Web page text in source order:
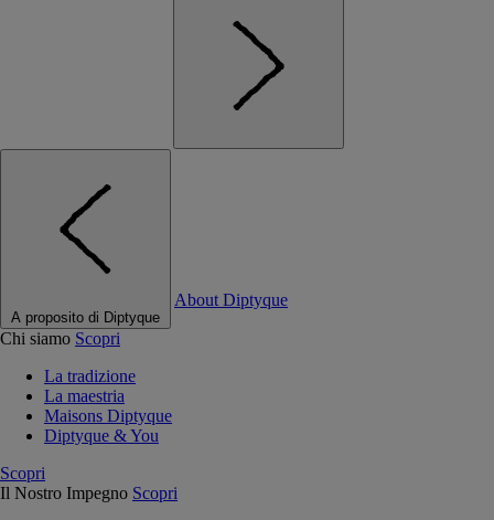
A proposito di Diptyque
About Diptyque
Chi siamo Scopri
La tradizione
La maestria
Maisons Diptyque
Diptyque & You
Scopri
Il Nostro Impegno Scopri